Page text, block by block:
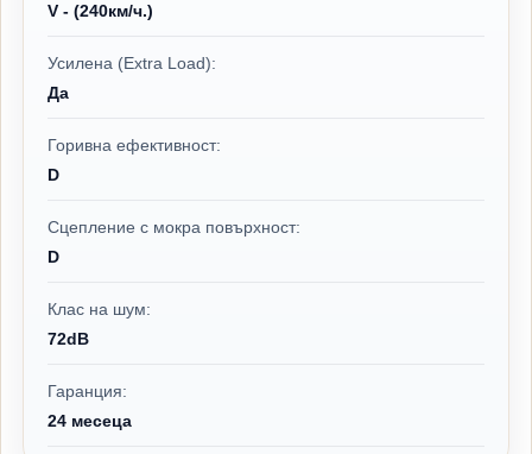
V - (240км/ч.)
Усилена (Extra Load):
Да
Горивна ефективност:
D
Сцепление с мокра повърхност:
D
Клас на шум:
72dB
Гаранция:
24 месеца